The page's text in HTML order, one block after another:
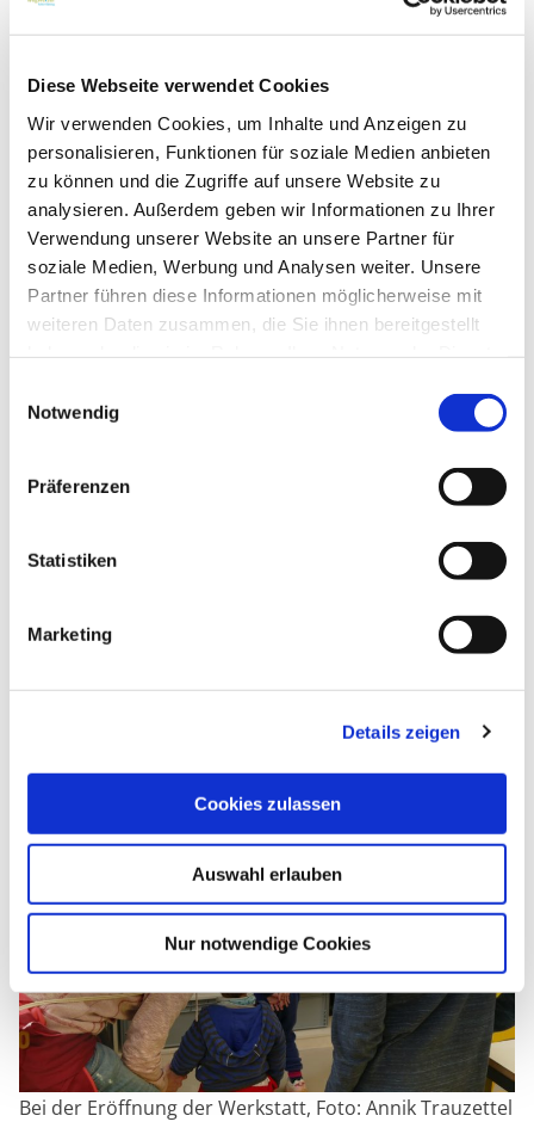
Diese Webseite verwendet Cookies
Wir verwenden Cookies, um Inhalte und Anzeigen zu
personalisieren, Funktionen für soziale Medien anbieten
zu können und die Zugriffe auf unsere Website zu
analysieren. Außerdem geben wir Informationen zu Ihrer
Verwendung unserer Website an unsere Partner für
soziale Medien, Werbung und Analysen weiter. Unsere
Partner führen diese Informationen möglicherweise mit
weiteren Daten zusammen, die Sie ihnen bereitgestellt
Notwendig
Präferenzen
Statistiken
Marketing
Details zeigen
Cookies zulassen
Auswahl erlauben
Nur notwendige Cookies
Mitmach-Werkstatt - Makerspace Bad Belzig
Kulturzentrum
Weitzgrunder Str. 4
Zur Webseite
Öffnungszeiten
Dienstag, 15.00 bis 17.00 Uhr: Coder Dojo
Reparier-Bar
Webseite bekannt gegeben!
Bei der Eröffnung der Werkstatt, Foto: Annik Trauzettel